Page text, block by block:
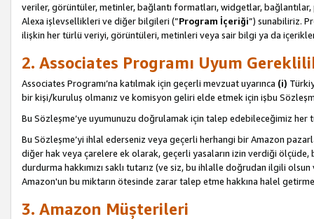
veriler, görüntüler, metinler, bağlantı formatları, widgetlar,
Alexa işlevsellikleri ve diğer bilgileri (”Program İçeriği”) sunabiliriz.
ilişkin her türlü veriyi, görüntüleri, metinleri veya sair bilgi ya da içerikleri
2. Associates Programı Uyum
Associates Programı’na katılmak için geçerli mevzuat uyarınca (i)
bir kişi/kuruluş olmanız ve komisyon geliri elde etmek için işbu
Bu Sözleşme’ye uyumunuzu doğrulamak için talep edebileceğimiz
Bu Sözleşme’yi ihlal ederseniz veya geçerli herhangi bir Amazon
diğer hak veya çarelere ek olarak, geçerli yasaların izin verdiği
durdurma hakkımızı saklı tutarız (ve siz, bu ihlalle doğrudan ilgili
Amazon'un bu miktarın ötesinde zarar talep etme hakkına halel
3. Amazon Müşterileri